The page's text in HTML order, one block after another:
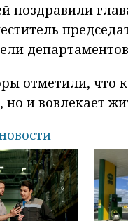
поздравили
отметили, что
но и вовлекает